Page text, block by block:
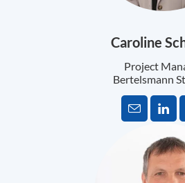
Caroline
Project
Bertelsmann